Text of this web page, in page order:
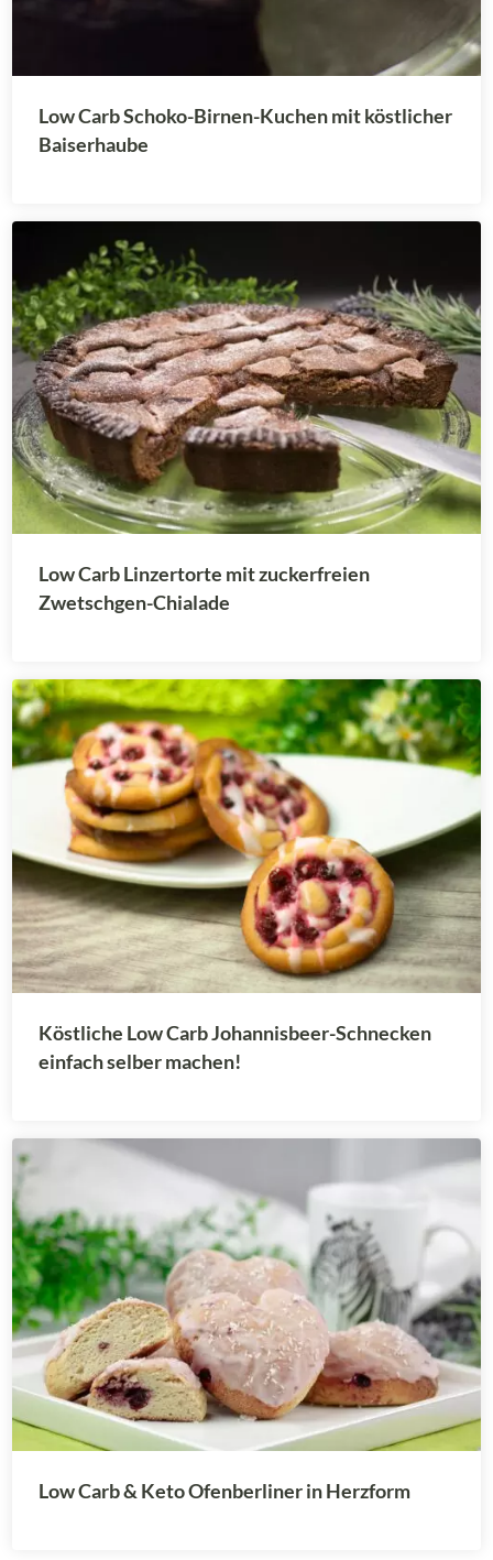
Low Carb Schoko-Birnen-Kuchen mit köstlicher
Baiserhaube
Low Carb Linzertorte mit zuckerfreien
Zwetschgen-Chialade
Köstliche Low Carb Johannisbeer-Schnecken
einfach selber machen!
Low Carb & Keto Ofenberliner in Herzform